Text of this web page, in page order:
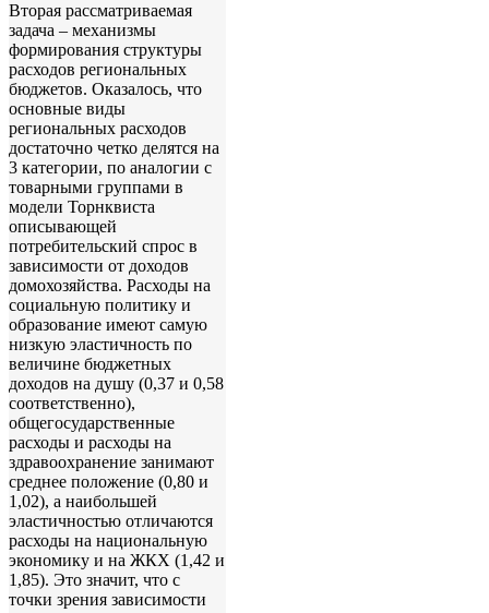
Вторая рассматриваемая
задача – механизмы
формирования структуры
расходов региональных
бюджетов. Оказалось, что
основные виды
региональных расходов
достаточно четко делятся на
3 категории, по аналогии с
товарными группами в
модели Торнквиста
описывающей
потребительский спрос в
зависимости от доходов
домохозяйства. Расходы на
социальную политику и
образование имеют самую
низкую эластичность по
величине бюджетных
доходов на душу (0,37 и 0,58
соответственно),
общегосударственные
расходы и расходы на
здравоохранение занимают
среднее положение (0,80 и
1,02), а наибольшей
эластичностью отличаются
расходы на национальную
экономику и на ЖКХ (1,42 и
1,85). Это значит, что с
точки зрения зависимости